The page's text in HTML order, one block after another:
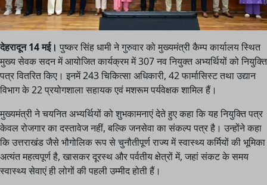
देहरादून 14 मई। पुष्कर सिंह धामी ने गुरुवार को मुख्यमंत्री कैम्प कार्यालय स्थित
मुख्य सेवक सदन में आयोजित कार्यक्रम में 307 नव नियुक्त अभ्यर्थियों को नियुक्ति
पत्र वितरित किए। इनमें 243 चिकित्सा अधिकारी, 42 फार्मासिस्ट तथा उद्यान
विभाग के 22 प्रयोगशाला सहायक एवं मशरूम पर्यवेक्षक शामिल हैं।
मुख्यमंत्री ने चयनित अभ्यर्थियों को शुभकामनाएं देते हुए कहा कि यह नियुक्ति पत्र
केवल रोजगार का दस्तावेज नहीं, बल्कि जनसेवा का संकल्प पत्र है। उन्होंने कहा
कि उत्तराखंड जैसे भौगोलिक रूप से चुनौतीपूर्ण राज्य में स्वास्थ्य कर्मियों की भूमिका
अत्यंत महत्वपूर्ण है, खासकर दूरस्थ और पर्वतीय क्षेत्रों में, जहां संकट के समय
स्वास्थ्य सेवाएं ही लोगों की पहली उम्मीद होती हैं।